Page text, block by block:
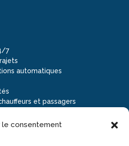
le consentement
7
automatiques
et passagers